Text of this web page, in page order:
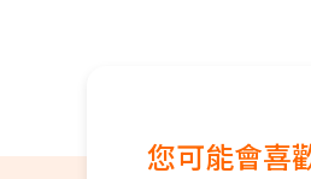
續出貨，如遇原廠供貨延
您可能會喜